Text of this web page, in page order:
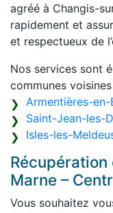
agréé à Changis-
rapidement et
et respectueux de
Nos services sont
communes
Armentières-en-
Saint-Jean-les-
Isles-les-
Marne –
Vous souhaitez